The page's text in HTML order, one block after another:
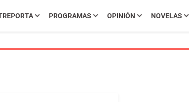
PROGRAMAS OPINIÓN NOVELAS